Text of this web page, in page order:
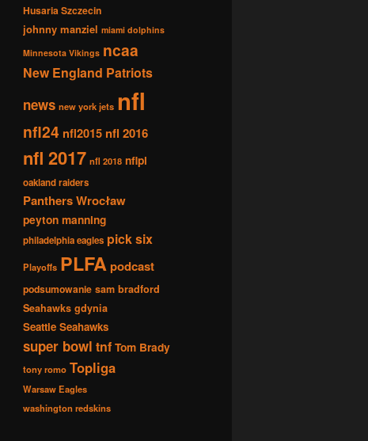
Husaria Szczecin
johnny manziel miami dolphins
Minnesota Vikings ncaa
New England Patriots
news new york jets nfl
nfl24 nfl2015 nfl 2016
nfl 2017 nfl 2018 nflpl
oakland raiders
Panthers Wrocław
peyton manning
philadelphia eagles pick six
Playoffs PLFApodcast
podsumowanie sam bradford
Seahawks gdynia
Seattle Seahawks
super bowl tnf Tom Brady
tony romo Topliga
Warsaw Eagles
washington redskins